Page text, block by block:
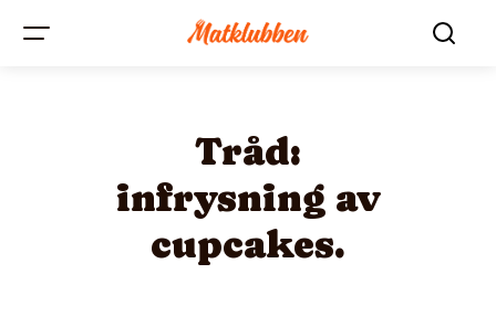
Tråd:
infrysning av
cupcakes.